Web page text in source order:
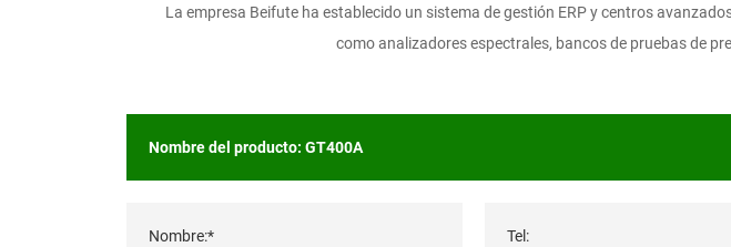
La empresa Beifute ha establecido un sistema de gestión ERP y centros
como analizadores espectrales, bancos de pruebas de
Nombre:* Tel: